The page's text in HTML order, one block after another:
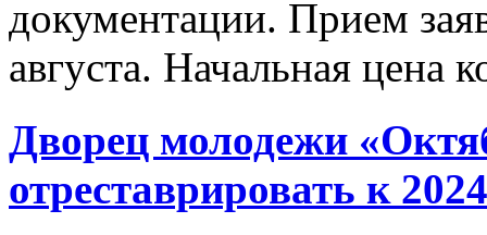
документации. Прием
августа. Начальная цена
Дворец молодежи
отреставрировать к